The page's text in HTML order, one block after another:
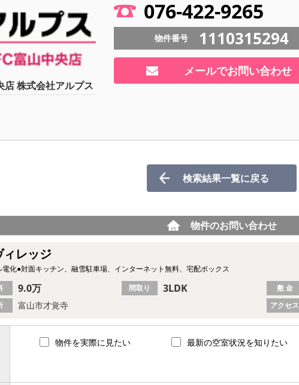
店 株式会社アルプス
076-422-9265
物件番号 1110315294
メールでお問い合わせ
検索結果一覧に戻る
物件のお問い合わせ
ィレッジ
電化●対面キッチン、融雪駐車場、インターネット無料、宅配ボックス
富山市才覚寺 アクセス
9.0万 間取り 3LDK 敷 金
物件を実際に見たい 最新の空室状況を知りたい